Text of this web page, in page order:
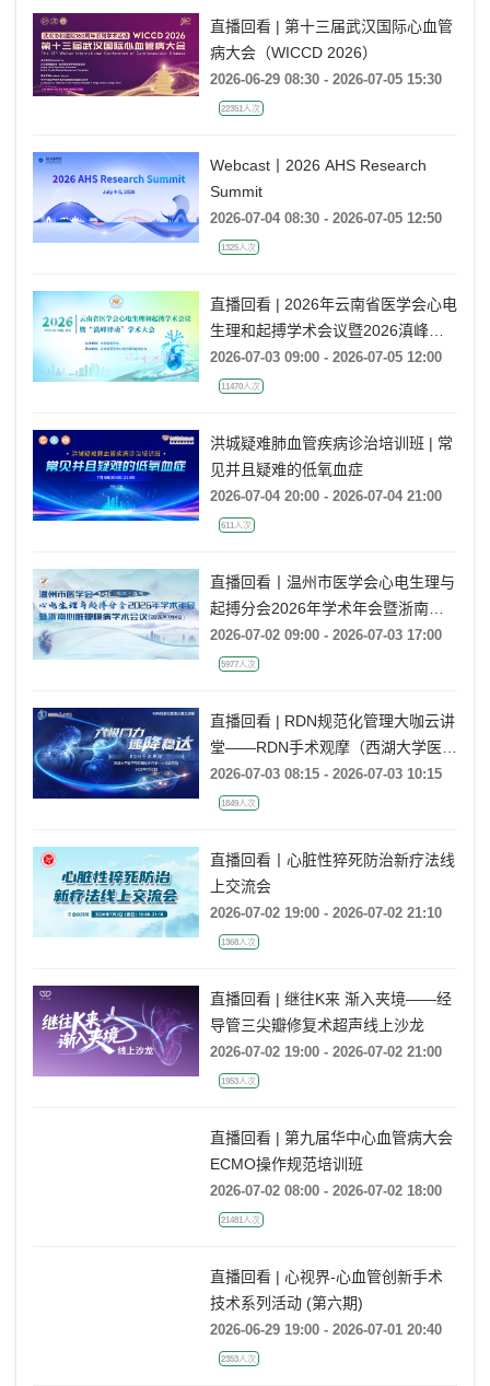
题会
直播回看 | 第十三届武汉国际心血管
病大会（WICCD 2026）
2026-06-29 08:30 - 2026-07-05 15:30
22351人次
Webcast丨2026 AHS Research
Summit
2026-07-04 08:30 - 2026-07-05 12:50
1325人次
直播回看 | 2026年云南省医学会心电
生理和起搏学术会议暨2026滇峰律
动学术大会
2026-07-03 09:00 - 2026-07-05 12:00
11470人次
洪城疑难肺血管疾病诊治培训班 | 常
见并且疑难的低氧血症
2026-07-04 20:00 - 2026-07-04 21:00
611人次
直播回看丨温州市医学会心电生理与
起搏分会2026年学术年会暨浙南心
脏瓣膜病学术会议
2026-07-02 09:00 - 2026-07-03 17:00
5977人次
直播回看 | RDN规范化管理大咖云讲
堂——RDN手术观摩（西湖大学医学
院附属杭州市第一人民医院站）
2026-07-03 08:15 - 2026-07-03 10:15
1849人次
直播回看丨心脏性猝死防治新疗法线
上交流会
2026-07-02 19:00 - 2026-07-02 21:10
1368人次
直播回看 | 继往K来 渐入夹境——经
导管三尖瓣修复术超声线上沙龙
2026-07-02 19:00 - 2026-07-02 21:00
1953人次
直播回看 | 第九届华中心血管病大会
ECMO操作规范培训班
2026-07-02 08:00 - 2026-07-02 18:00
21481人次
直播回看 | 心视界-心血管创新手术
技术系列活动 (第六期)
2026-06-29 19:00 - 2026-07-01 20:40
2353人次